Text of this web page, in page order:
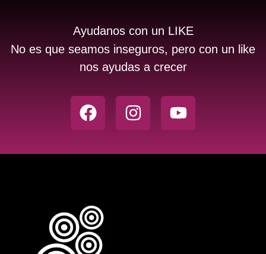
Ayudanos con un LIKE
No es que seamos inseguros, pero con un like
nos ayudas a crecer